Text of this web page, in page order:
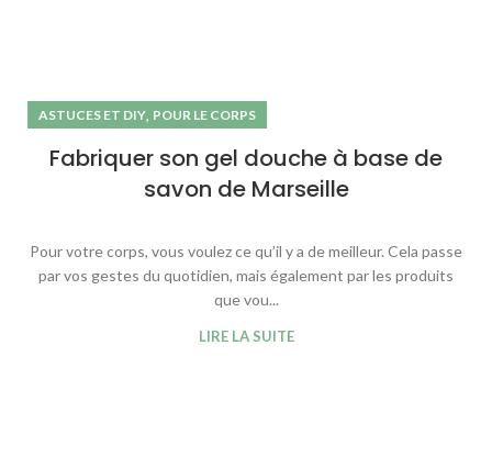
ASTUCES ET DIY, POUR LE CORPS
Fabriquer son gel douche à base de
savon de Marseille
Pour votre corps, vous voulez ce qu’il y a de meilleur. Cela passe
par vos gestes du quotidien, mais également par les produits
que vou...
LIRE LA SUITE